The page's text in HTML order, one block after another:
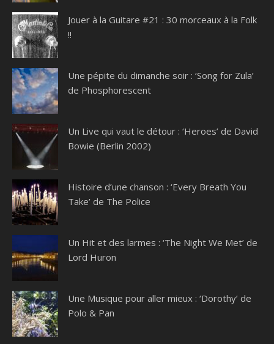
Jouer à la Guitare #21 : 30 morceaux à la Folk
!!
Une pépite du dimanche soir : ‘Song for Zula’
de Phosphorescent
Un Live qui vaut le détour : ‘Heroes’ de David
Bowie (Berlin 2002)
Histoire d’une chanson : ‘Every Breath You
Take’ de The Police
Un Hit et des larmes : ‘The Night We Met’ de
Lord Huron
Une Musique pour aller mieux : ‘Dorothy’ de
Polo & Pan